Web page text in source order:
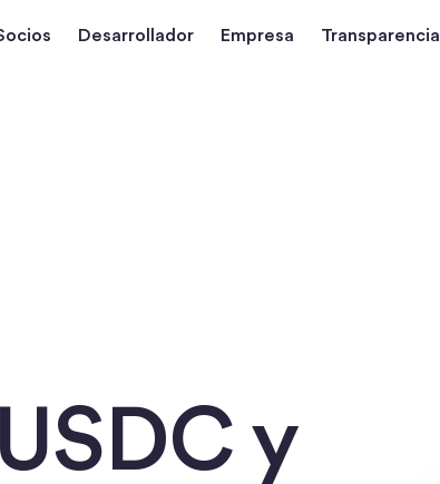
Desarrollador Empresa Transparencia
y